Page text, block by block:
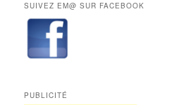
de
Edition
Multimédi@
SUIVEZ EM@ SUR FACEBOOK
PUBLICITÉ